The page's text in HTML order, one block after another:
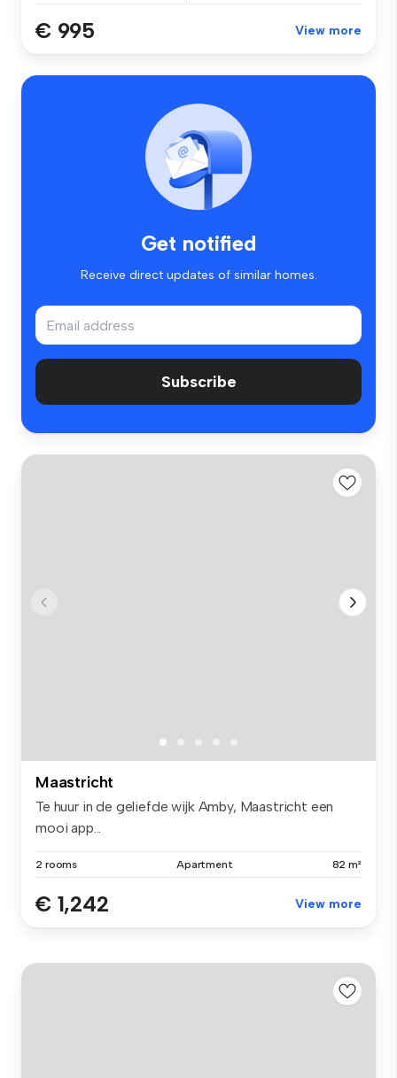
€ 995 View more
Get notified
Receive direct updates of similar homes.
Subscribe
Maastricht
Te huur in de geliefde wijk Amby, Maastricht een
mooi app...
2 rooms Apartment 82 m²
€ 1,242 View more